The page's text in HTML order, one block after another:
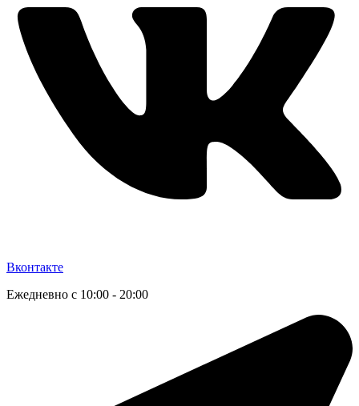
Вконтакте
Ежедневно с 10:00 - 20:00